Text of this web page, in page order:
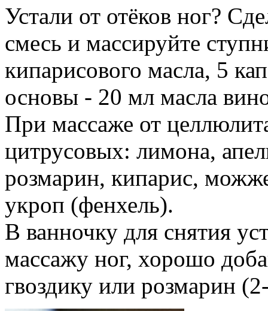
Устали от отёков ног?
смесь и массируйте
кипарисового масла, 5
основы - 20 мл масла
При массаже от
цитрусовых: лимона,
розмарин, кипарис,
укроп (фенхель).
В ванночку для снятия
массажу ног, хорошо
гвоздику или розмарин